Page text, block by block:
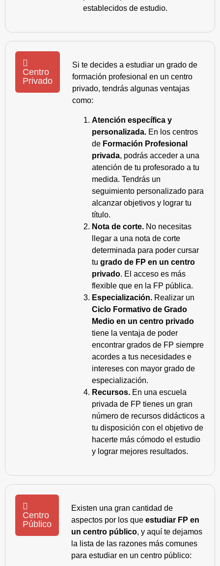
establecidos de estudio.
Centro
Privado
Si te decides a estudiar un grado de
formación profesional en un centro
privado, tendrás algunas ventajas
como:
Atención específica y
personalizada. En los centros
de Formación Profesional
privada, podrás acceder a una
atención de tu profesorado a tu
medida. Tendrás un
seguimiento personalizado para
alcanzar objetivos y lograr tu
título.
Nota de corte. No necesitas
llegar a una nota de corte
determinada para poder cursar
tu grado de FP en un centro
privado. El acceso es más
flexible que en la FP pública.
Especialización. Realizar un
Ciclo Formativo de Grado
Medio en un centro privado
tiene la ventaja de poder
encontrar grados de FP siempre
acordes a tus necesidades e
intereses con mayor grado de
especialización.
Recursos. En una escuela
privada de FP tienes un gran
número de recursos didácticos a
tu disposición con el objetivo de
hacerte más cómodo el estudio
y lograr mejores resultados.
Centro
Público
Existen una gran cantidad de
aspectos por los que estudiar FP en
un centro público, y aquí te dejamos
la lista de las razones más comunes
para estudiar en un centro público: